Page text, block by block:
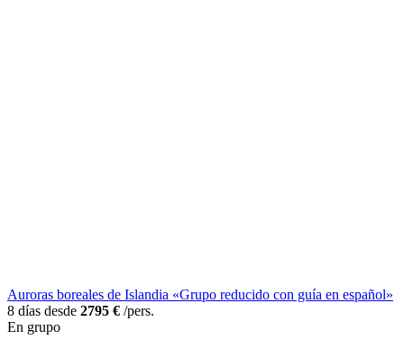
Auroras boreales de Islandia «Grupo reducido con guía en español»
8 días desde 2795 € /pers.
En grupo